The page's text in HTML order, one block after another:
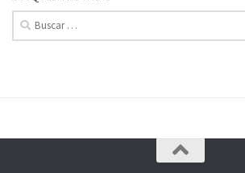
Buscar: